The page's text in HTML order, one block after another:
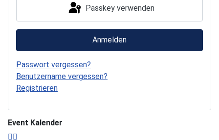
Passkey verwenden
Anmelden
Passwort vergessen?
Benutzername vergessen?
Registrieren
Event Kalender